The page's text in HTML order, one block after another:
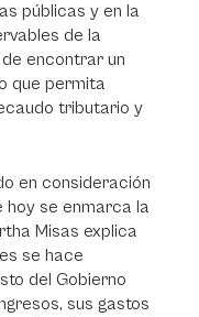
públicas y en la
de la
encontrar un
que permita
tributario y
en consideración
hoy se enmarca la
Misas explica
se hace
del Gobierno
sus gastos